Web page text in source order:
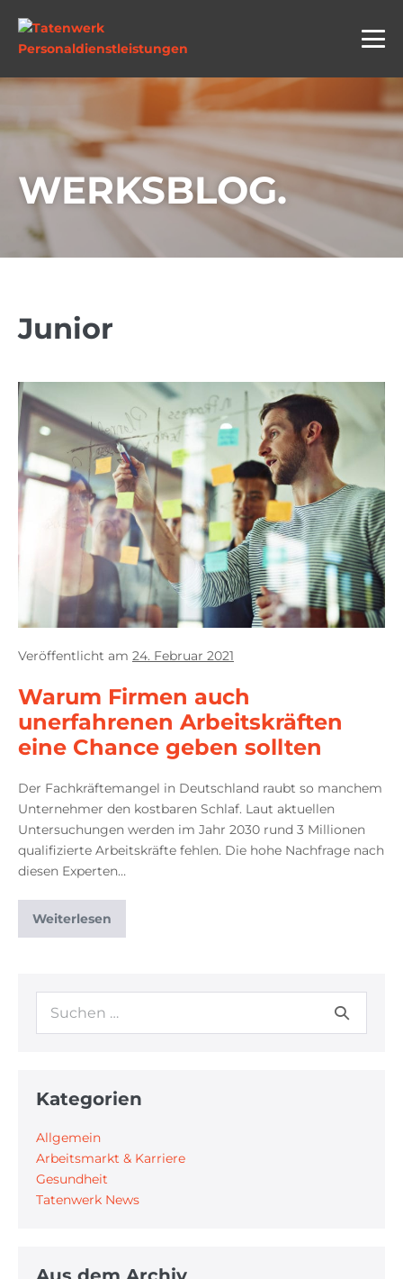
WERKSBLOG.
Junior
Veröffentlicht am 24. Februar 2021
Warum Firmen auch
unerfahrenen Arbeitskräften
eine Chance geben sollten
Der Fachkräftemangel in Deutschland raubt so manchem
Unternehmer den kostbaren Schlaf. Laut aktuellen
Untersuchungen werden im Jahr 2030 rund 3 Millionen
qualifizierte Arbeitskräfte fehlen. Die hohe Nachfrage nach
diesen Experten…
Weiterlesen
Kategorien
Allgemein
Arbeitsmarkt & Karriere
Gesundheit
Tatenwerk News